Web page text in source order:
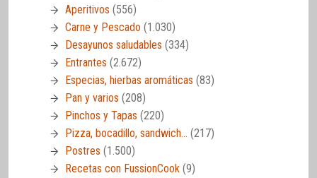
Aperitivos (556)
Carne y Pescado (1.030)
Desayunos saludables (334)
Entrantes (2.672)
Especias, hierbas aromáticas (83)
Pan y varios (208)
Pinchos y Tapas (220)
Pizza, bocadillo, sandwich… (217)
Postres (1.500)
Recetas con FussionCook (9)